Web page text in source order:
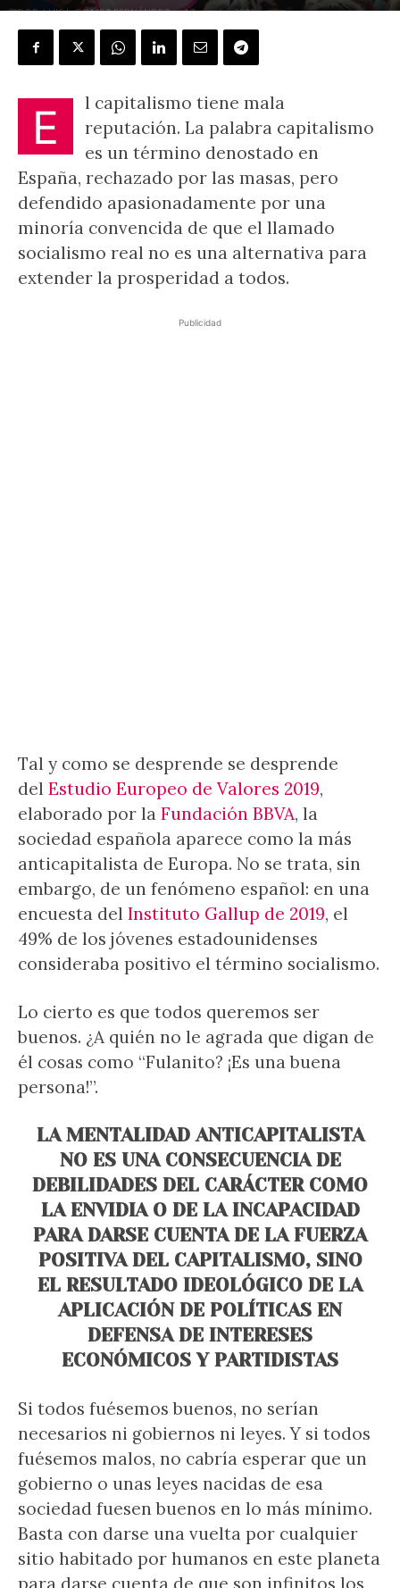
POR LUIS I. GÓMEZ FERNÁNDEZ - 17 agosto, 2022
E
l capitalismo tiene mala
reputación. La palabra capitalismo
es un término denostado en
España, rechazado por las masas, pero
defendido apasionadamente por una
minoría convencida de que el llamado
socialismo real no es una alternativa para
extender la prosperidad a todos.
Publicidad
Tal y como se desprende se desprende
del Estudio Europeo de Valores 2019,
elaborado por la Fundación BBVA, la
sociedad española aparece como la más
anticapitalista de Europa. No se trata, sin
embargo, de un fenómeno español: en una
encuesta del Instituto Gallup de 2019, el
49% de los jóvenes estadounidenses
consideraba positivo el término socialismo.
Lo cierto es que todos queremos ser
buenos. ¿A quién no le agrada que digan de
él cosas como “Fulanito? ¡Es una buena
persona!”.
LA MENTALIDAD ANTICAPITALISTA
NO ES UNA CONSECUENCIA DE
DEBILIDADES DEL CARÁCTER COMO
LA ENVIDIA O DE LA INCAPACIDAD
PARA DARSE CUENTA DE LA FUERZA
POSITIVA DEL CAPITALISMO, SINO
EL RESULTADO IDEOLÓGICO DE LA
APLICACIÓN DE POLÍTICAS EN
DEFENSA DE INTERESES
ECONÓMICOS Y PARTIDISTAS
Si todos fuésemos buenos, no serían
necesarios ni gobiernos ni leyes. Y si todos
fuésemos malos, no cabría esperar que un
gobierno o unas leyes nacidas de esa
sociedad fuesen buenos en lo más mínimo.
Basta con darse una vuelta por cualquier
sitio habitado por humanos en este planeta
para darse cuenta de que son infinitos los